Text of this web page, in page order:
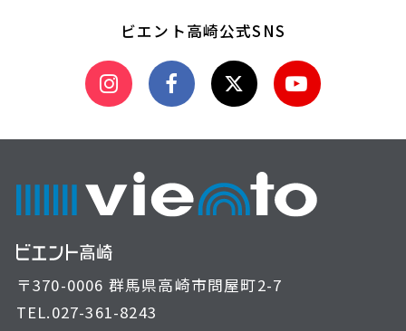
ビエント高崎公式SNS
〒370-0006 群馬県高崎市問屋町2-7
TEL.027-361-8243